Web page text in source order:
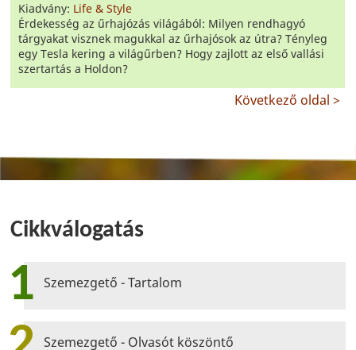
Kiadvány: Life & Style
Érdekesség az űrhajózás világából: Milyen rendhagyó
tárgyakat visznek magukkal az űrhajósok az útra? Tényleg
egy Tesla kering a világűrben? Hogy zajlott az első vallási
szertartás a Holdon?
Következő oldal >
Cikkválogatás
1 Szemezgető - Tartalom
Szemezgető - Olvasót köszöntő